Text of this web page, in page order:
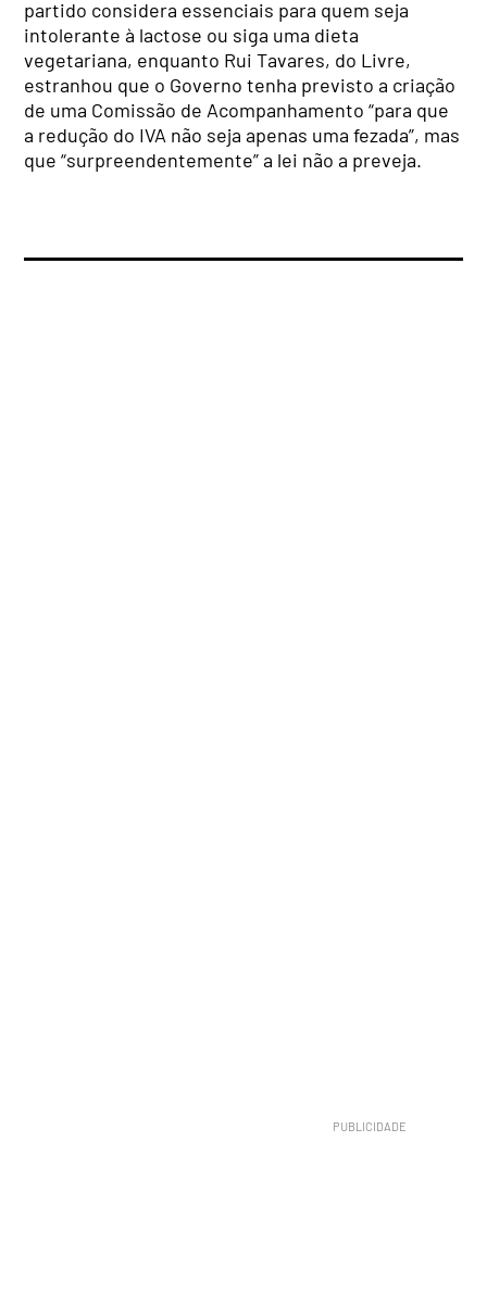
partido considera essenciais para quem seja
intolerante à lactose ou siga uma dieta
vegetariana, enquanto Rui Tavares, do Livre,
estranhou que o Governo tenha previsto a criação
de uma Comissão de Acompanhamento “para que
a redução do IVA não seja apenas uma fezada”, mas
que “surpreendentemente” a lei não a preveja.